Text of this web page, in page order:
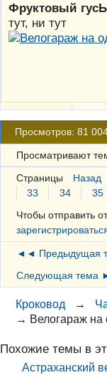
Фруктовый гусЬ
тут, ни тут
Просмотров: 81
Просматривают
Страницы Назад
33
34 35
Чтобы отправить
◄◄ Предыдущая
Следующая тема
Кроковод →
→ Велогараж на
Похожие темы в
Астраханский